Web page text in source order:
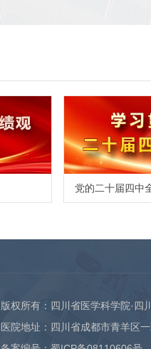
党的二十届四中
版权所有：四川省医学科学院·四
医院地址：四川省成都市青羊区